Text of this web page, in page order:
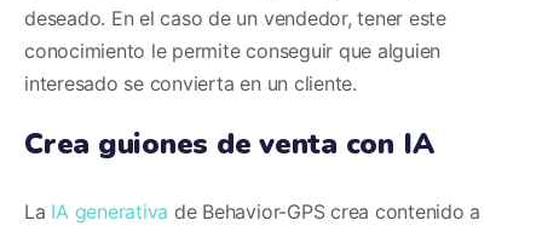
deseado. En el caso de un vendedor, tener este
conocimiento le permite conseguir que alguien
interesado se convierta en un cliente.
Crea guiones de venta con IA
La IA generativa de Behavior-GPS crea contenido a